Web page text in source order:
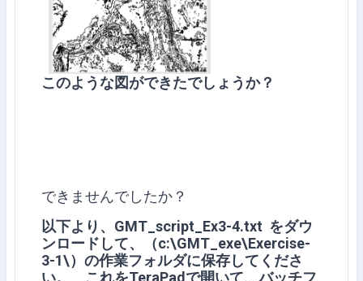
このような図ができたでしょうか？
できませんでしたか？
以下より、GMT_script_Ex3-4.txt をダウ
ンロードして、（c:\GMT_exe\Exercise-
3-1\）の作業フォルダに保存してくださ
い。 これをTeraPadで開いて、バッチフ